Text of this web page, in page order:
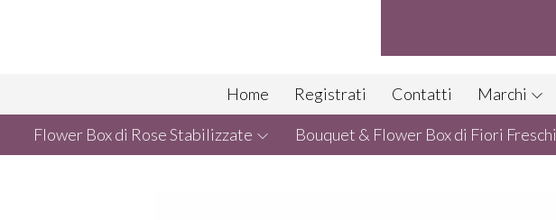
Home Registrati Contatti Marchi
Flower Box di Rose Stabilizzate Bouquet & Flower Box di Fiori Freschi